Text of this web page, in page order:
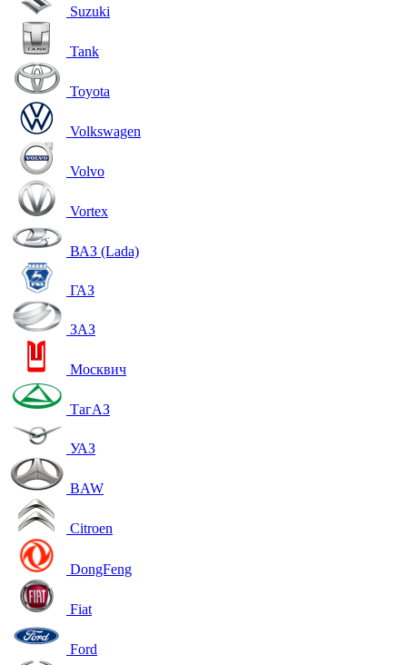
Suzuki
Tank
Toyota
Volkswagen
Volvo
Vortex
ВАЗ (Lada)
ГАЗ
ЗАЗ
Москвич
ТагАЗ
УАЗ
BAW
Citroen
DongFeng
Fiat
Ford